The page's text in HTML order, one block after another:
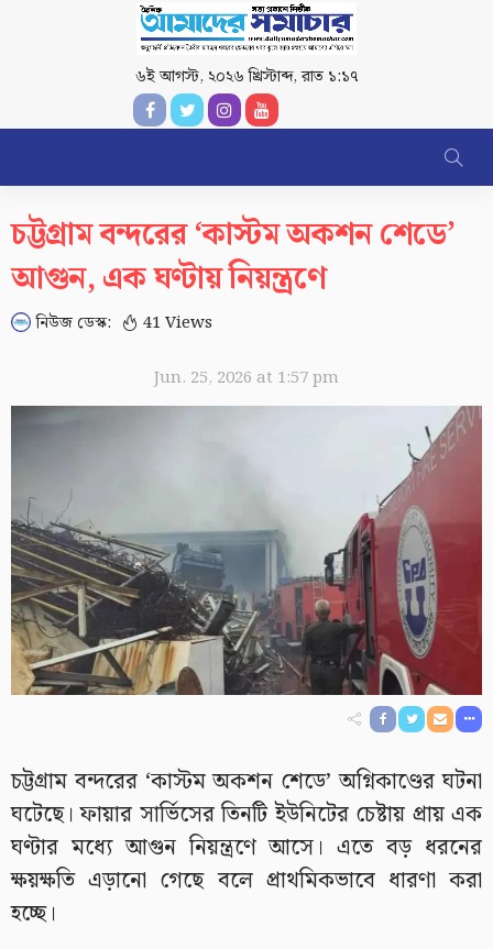
৬ই আগস্ট, ২০২৬ খ্রিস্টাব্দ,রাত ১:১৭
চট্টগ্রাম বন্দরের ‘কাস্টম অকশন শেডে’
আগুন, এক ঘণ্টায় নিয়ন্ত্রণে
নিউজ ডেস্ক: 41 Views
Jun. 25, 2026 at 1:57 pm
চট্টগ্রাম বন্দরের ‘কাস্টম অকশন শেডে’ অগ্নিকাণ্ডের ঘটনা
ঘটেছে। ফায়ার সার্ভিসের তিনটি ইউনিটের চেষ্টায় প্রায় এক
ঘণ্টার মধ্যে আগুন নিয়ন্ত্রণে আসে। এতে বড় ধরনের
ক্ষয়ক্ষতি এড়ানো গেছে বলে প্রাথমিকভাবে ধারণা করা
হচ্ছে।